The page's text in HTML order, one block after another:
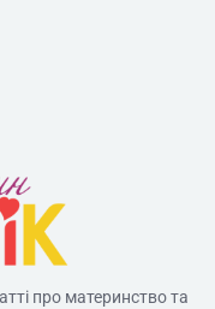
про материнство та